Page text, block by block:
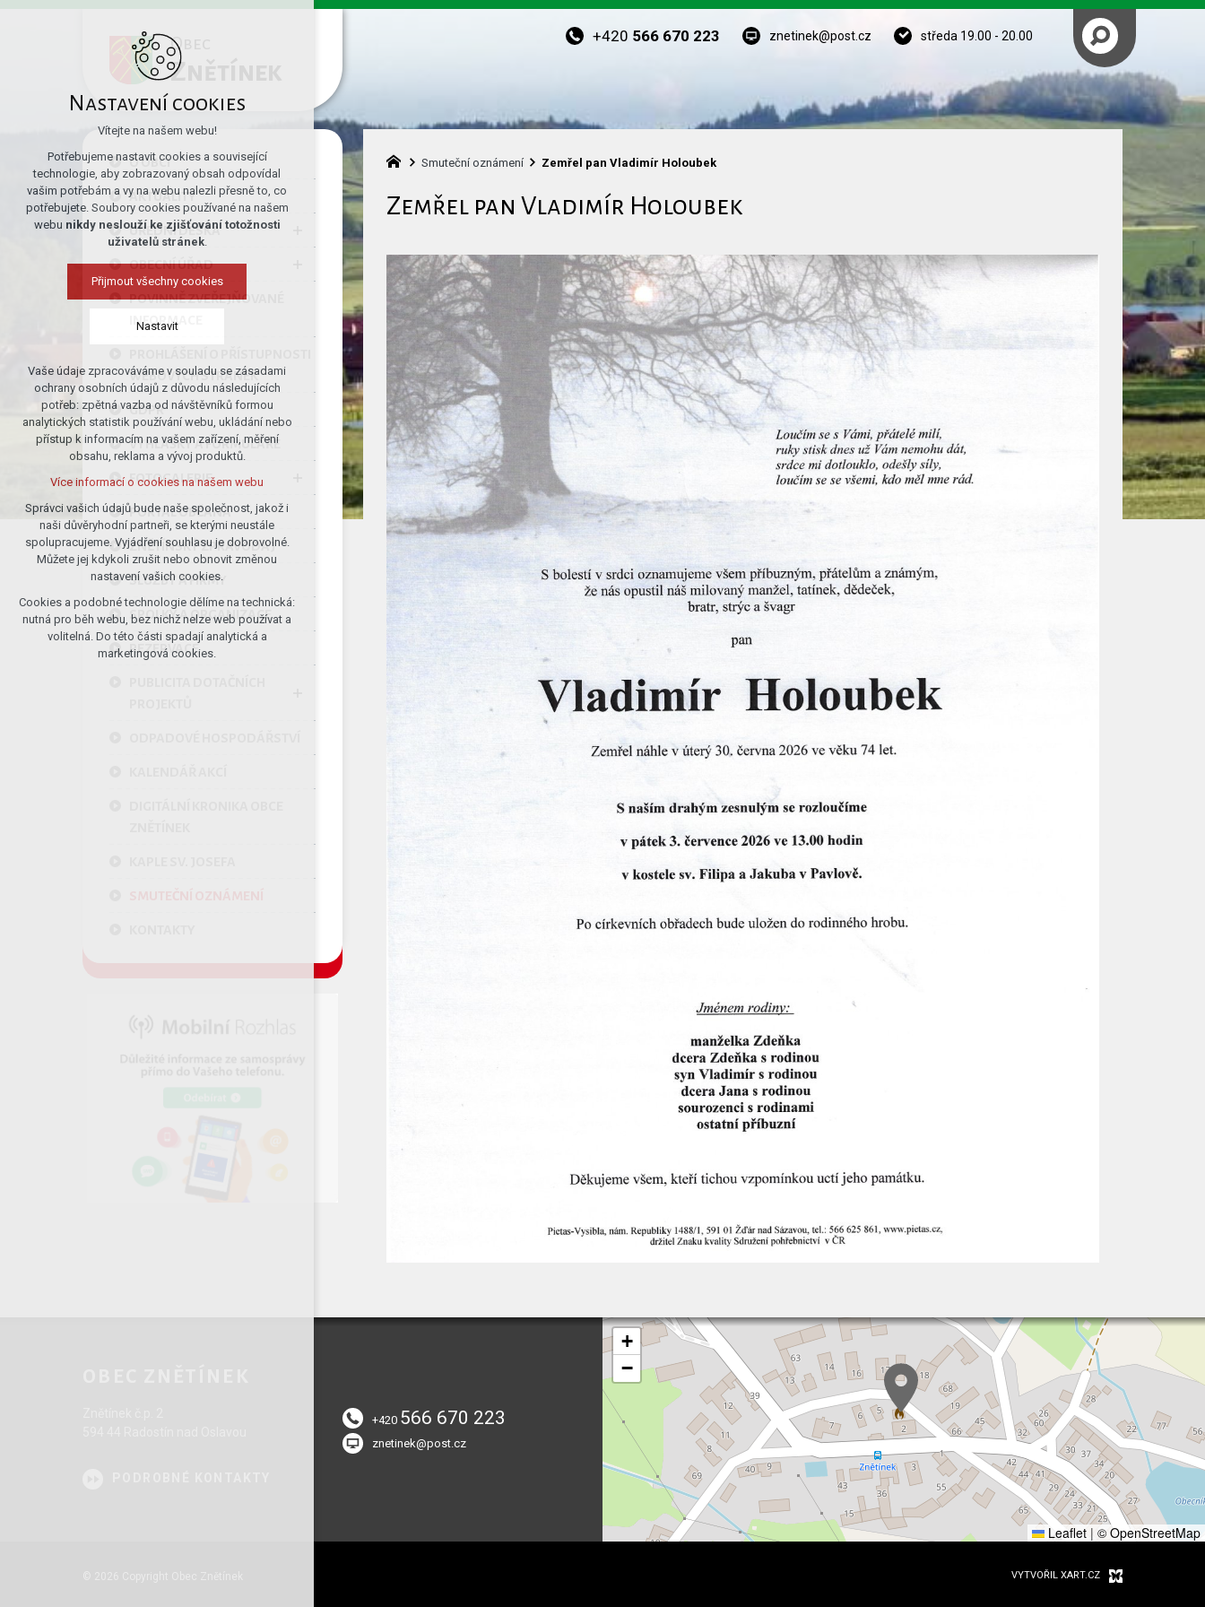
Obec
Znětínek
+420 566 670 223 znetinek@post.cz středa 19.00 - 20.00
Smuteční oznámení Zemřel pan Vladimír Holoubek
Zemřel pan Vladimír Holoubek
O OBCI
AKTUALITY
ÚŘEDNÍ DESKA
OBECNÍ ÚŘAD
POVINNĚ ZVEŘEJŇOVANÉ
INFORMACE
WEBOVÝCH STRÁNEK
GDPR
VYHLÁŠKY A FORMULÁŘE
FOTOGALERIE
PORTÁL OBČANA
ZNĚTÍNSKÝ ZPRAVODAJ
SLUŽBY A FIRMY
SPOLKY A ORGANIZACE
REZERVACE
+420 566 670 223
znetinek@post.cz
+
−
Leaflet | © OpenStreetMap
VYTVOŘIL XART.CZ
Nastavení cookies
Vítejte na našem webu!
Potřebujeme nastavit cookies a související
technologie, aby zobrazovaný obsah odpovídal
vašim potřebám a vy na webu nalezli přesně to, co
potřebujete. Soubory cookies používané na našem
webu nikdy neslouží ke zjišťování totožnosti
uživatelů stránek.
Přijmout všechny cookies
Nastavit
Technická cookies
nutná pro provozování webu
udržení kontextu stránek (session):
případná přihlášení, volby jazyka, apod.
Volitelná cookies
analytická pro anonymizované
vyhodnocení návštěvnosti
marketingová cookies (Google)
Více informací o cookies na našem webu
Přijmout všechny cookies
Odmítnout vše
Vaše údaje zpracováváme v souladu se zásadami
ochrany osobních údajů z důvodu následujících
potřeb: zpětná vazba od návštěvníků formou
analytických statistik používání webu, ukládání nebo
přístup k informacím na vašem zařízení, měření
obsahu, reklama a vývoj produktů.
Více informací o cookies na našem webu
Správci vašich údajů bude naše společnost, jakož i
naši důvěryhodní partneři, se kterými neustále
spolupracujeme. Vyjádření souhlasu je dobrovolné.
Můžete jej kdykoli zrušit nebo obnovit změnou
nastavení vašich cookies.
Cookies a podobné technologie dělíme na technická:
nutná pro běh webu, bez nichž nelze web používat a
volitelná. Do této části spadají analytická a
marketingová cookies.